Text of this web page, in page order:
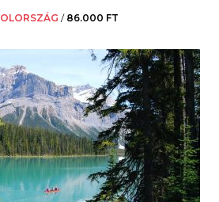
/ 86.000 FT